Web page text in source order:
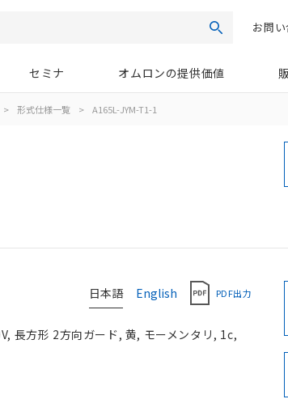
検索お問
セミナ オムロンの提供価値
> 形式仕様一覧 > A165L-JYM-T1-1
日本語 English PDF出力
長方形 2方向ガード, 黄, モーメンタリ, 1c,